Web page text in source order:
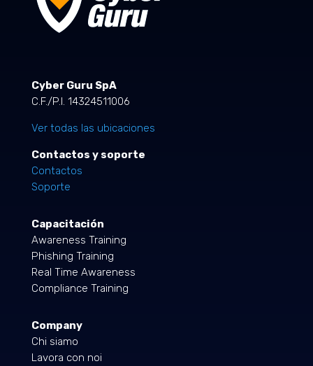
Cyber Guru SpA
C.F./P.I. 14324511006
Ver todas las ubicaciones
Contactos y soporte
Contactos
Soporte
Capacitación
Awareness Training
Phishing Training
Real Time Awareness
Compliance Training
Company
Chi siamo
Lavora con noi